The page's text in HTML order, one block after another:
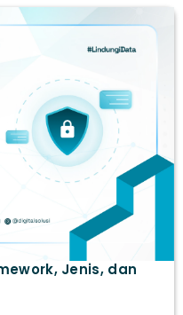
Jenis, dan